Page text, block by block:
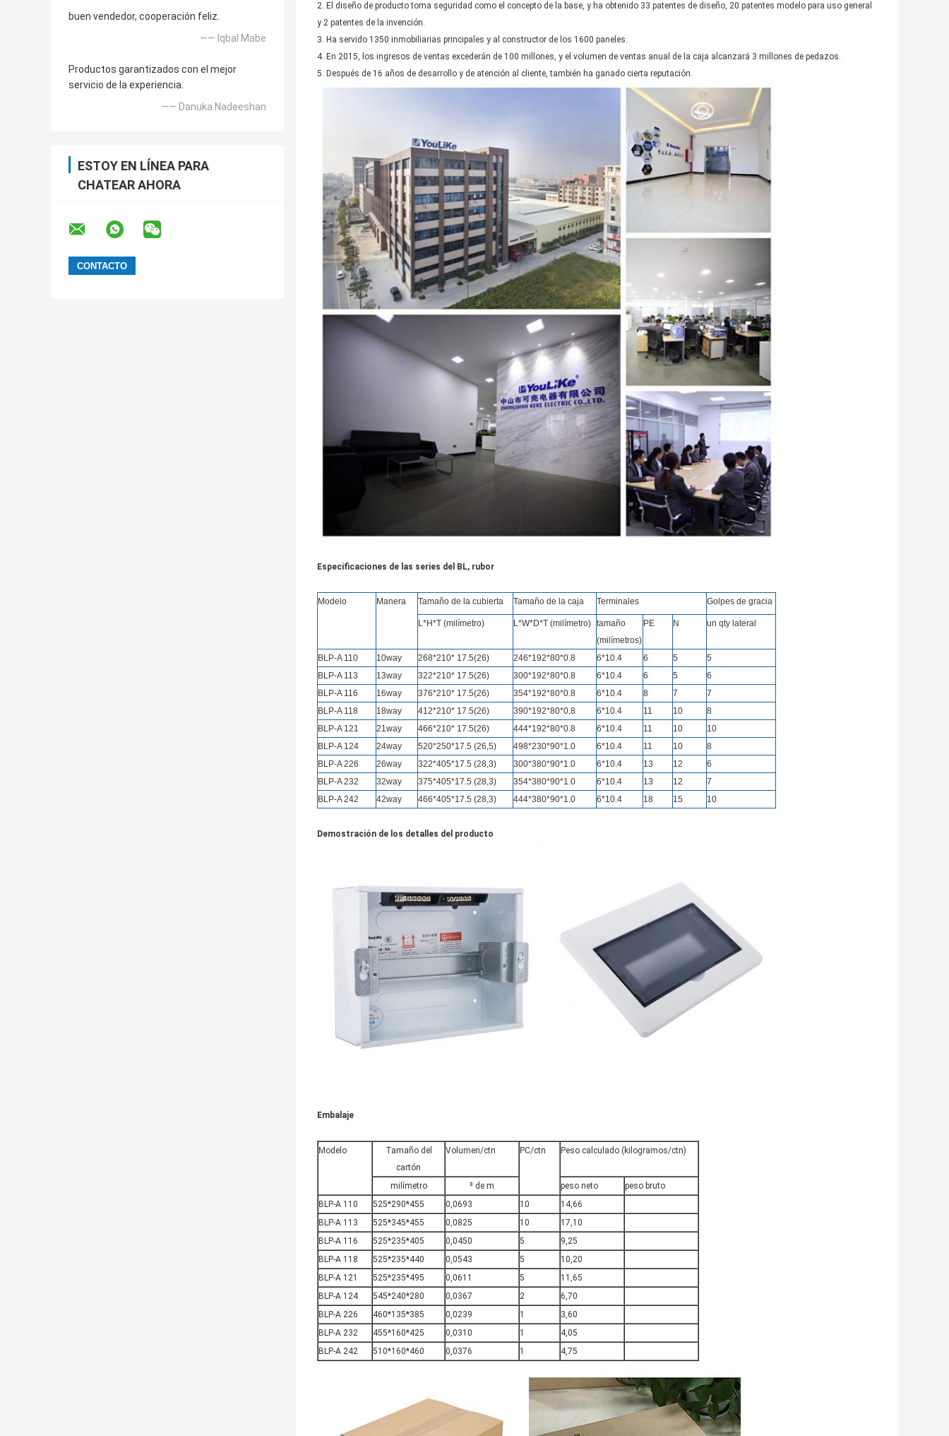
buen vendedor, cooperación feliz.
—— Iqbal Mabe
Productos garantizados con el mejor
servicio de la experiencia.
—— Danuka Nadeeshan
ESTOY EN LÍNEA PARA
CHATEAR AHORA
2. El diseño de producto toma seguridad como el concepto de la base, y ha obtenido 33 patentes de diseño, 20 patentes modelo para uso general
y 2 patentes de la invención.
3. Ha servido 1350 inmobiliarias principales y al constructor de los 1600 paneles.
4. En 2015, los ingresos de ventas excederán de 100 millones, y el volumen de ventas anual de la caja alcanzará 3 millones de pedazos.
5. Después de 16 años de desarrollo y de atención al cliente, también ha ganado cierta reputación.
Especificaciones de las series del BL, rubor
Modelo Manera Tamaño de la cubierta Tamaño de la caja Terminales Golpes de gracia
L*H*T (milímetro) L*W*D*T (milímetro) tamaño
(milímetros)
PE N un qty lateral
BLP-A 110 10way 268*210* 17.5(26) 246*192*80*0.8 6*10.4 6 5
5
BLP-A 113
13way 322*210* 17.5(26) 300*192*80*0.8 6*10.4 6 5
6
BLP-A 116
16way 376*210* 17.5(26) 354*192*80*0.8 6*10.4 8 7
7
BLP-A 118
18way 412*210* 17.5(26) 390*192*80*0.8 6*10.4 11 10
8
BLP-A 121
21way 466*210* 17.5(26) 444*192*80*0.8 6*10.4 11 10
10
BLP-A 124
24way 520*250*17.5 (26,5) 498*230*90*1.0 6*10.4 11 10
8
BLP-A 226
26way 322*405*17.5 (28,3) 300*380*90*1.0 6*10.4 13 12
6
BLP-A 232
32way 375*405*17.5 (28,3) 354*380*90*1.0 6*10.4 13 12
7
BLP-A 242
42way 466*405*17.5 (28,3) 444*380*90*1.0 6*10.4 18 15 10
Demostración de los detalles del producto
Embalaje
Modelo
Tamaño del
cartón
Volumen/ctn PC/ctn Peso calculado (kilogramos/ctn)
milímetro ³ de m peso neto
peso bruto
BLP-A 110
525*290*455 0,0693 10
14,66
BLP-A 113
525*345*455 0,0825 10
17,10
BLP-A 116
525*235*405 0,0450 5
9,25
BLP-A 118
525*235*440 0,0543 5
10,20
BLP-A 121
525*235*495 0,0611 5
11,65
BLP-A 124
545*240*280 0,0367 2
6,70
BLP-A 226
460*135*385 0,0239 1
3,60
BLP-A 232
455*160*425 0,0310 1
4,05
BLP-A 242
510*160*460 0,0376 1 4,75